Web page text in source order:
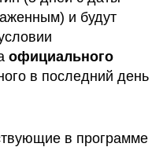
и будут
официального
в последний день
в программе